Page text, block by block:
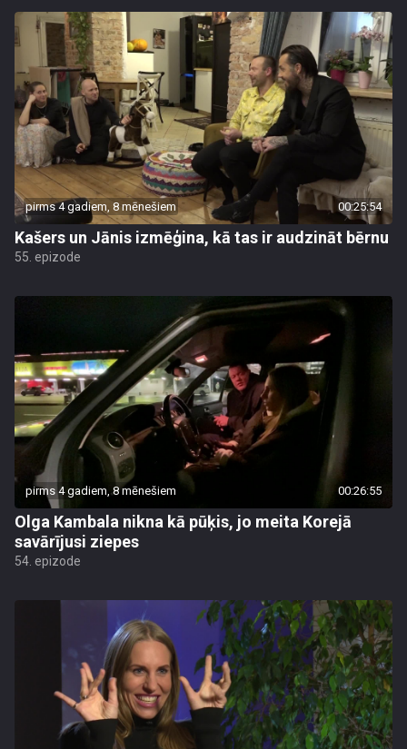
pirms 4 gadiem, 8 mēnešiem 00:25:54
Kašers un Jānis izmēģina, kā tas ir audzināt bērnu
55. epizode
pirms 4 gadiem, 8 mēnešiem 00:26:55
Olga Kambala nikna kā pūķis, jo meita Korejā
savārījusi ziepes
54. epizode